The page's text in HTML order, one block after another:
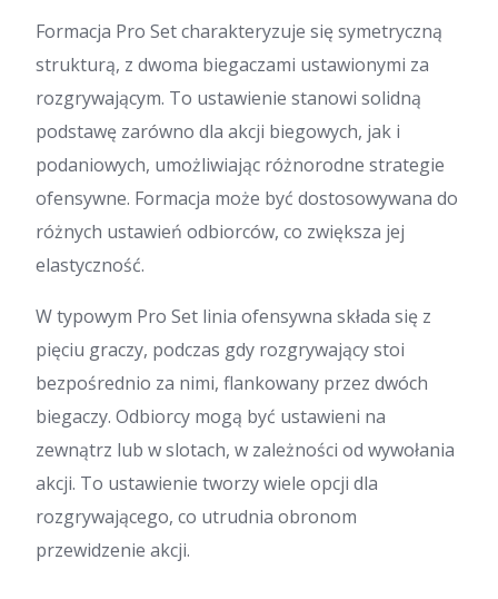
Formacja Pro Set charakteryzuje się symetryczną
strukturą, z dwoma biegaczami ustawionymi za
rozgrywającym. To ustawienie stanowi solidną
podstawę zarówno dla akcji biegowych, jak i
podaniowych, umożliwiając różnorodne strategie
ofensywne. Formacja może być dostosowywana do
różnych ustawień odbiorców, co zwiększa jej
elastyczność.
W typowym Pro Set linia ofensywna składa się z
pięciu graczy, podczas gdy rozgrywający stoi
bezpośrednio za nimi, flankowany przez dwóch
biegaczy. Odbiorcy mogą być ustawieni na
zewnątrz lub w slotach, w zależności od wywołania
akcji. To ustawienie tworzy wiele opcji dla
rozgrywającego, co utrudnia obronom
przewidzenie akcji.